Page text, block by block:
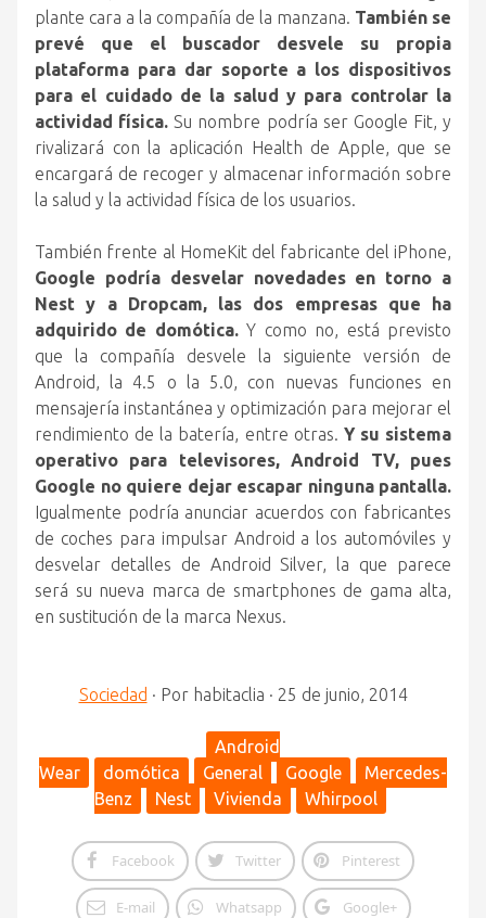
plante cara a la compañía de la manzana. También se
prevé que el buscador desvele su propia
plataforma para dar soporte a los dispositivos
para el cuidado de la salud y para controlar la
actividad física. Su nombre podría ser Google Fit, y
rivalizará con la aplicación Health de Apple, que se
encargará de recoger y almacenar información sobre
la salud y la actividad física de los usuarios.
También frente al HomeKit del fabricante del iPhone,
Google podría desvelar novedades en torno a
Nest y a Dropcam, las dos empresas que ha
adquirido de domótica.Y como no, está previsto
que la compañía desvele la siguiente versión de
Android, la 4.5 o la 5.0, con nuevas funciones en
mensajería instantánea y optimización para mejorar el
rendimiento de la batería, entre otras. Y su sistema
operativo para televisores, Android TV, pues
Google no quiere dejar escapar ninguna pantalla.
Igualmente podría anunciar acuerdos con fabricantes
de coches para impulsar Android a los automóviles y
desvelar detalles de Android Silver, la que parece
será su nueva marca de smartphones de gama alta,
en sustitución de la marca Nexus.
Sociedad · Por habitaclia · 25 de junio, 2014
Android
Wear
domótica General Google
Mercedes-
Benz
Nest Vivienda Whirpool
Facebook Twitter Pinterest
E-mail Whatsapp Google+